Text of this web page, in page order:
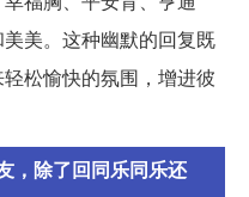
美。这种幽默的回复既
松愉快的氛围，增进彼
，除了回同乐同乐还